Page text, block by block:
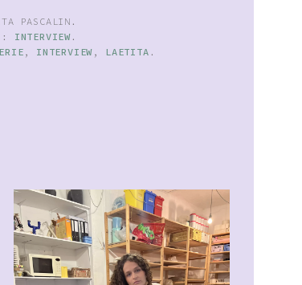
PASCALIN .
: INTERVIEW.
, INTERVIEW , LAETITA .